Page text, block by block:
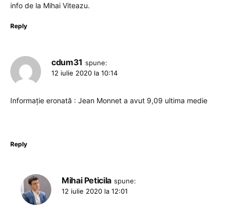
info de la Mihai Viteazu.
Reply
cdum31 spune:
12 iulie 2020 la 10:14
Informație eronată : Jean Monnet a avut 9,09 ultima medie
Reply
Mihai Peticila spune:
12 iulie 2020 la 12:01